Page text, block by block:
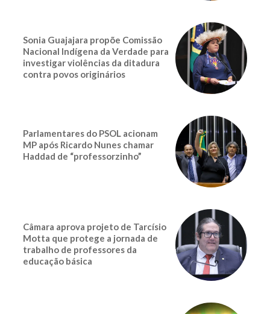
Sonia Guajajara propõe Comissão
Nacional Indígena da Verdade para
investigar violências da ditadura
contra povos originários
Parlamentares do PSOL acionam
MP após Ricardo Nunes chamar
Haddad de “professorzinho”
Câmara aprova projeto de Tarcísio
Motta que protege a jornada de
trabalho de professores da
educação básica